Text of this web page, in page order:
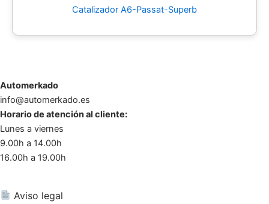
Catalizador A6-Passat-Superb
Automerkado
info@automerkado.es
Horario de atención al cliente:
Lunes a viernes
9.00h a 14.00h
16.00h a 19.00h
Aviso legal